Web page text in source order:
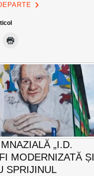
„I.D.
MODERNIZATĂ ȘI
SPRIJINUL